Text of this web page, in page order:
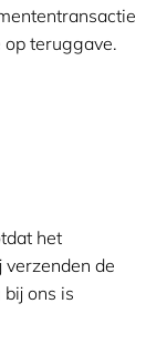
teruggave.
het
de
ons is